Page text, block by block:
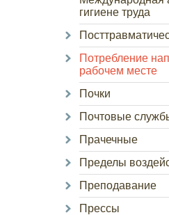
гигиене труда
Потребление
рабочем месте
Почки
Почтовые
Прачечные
Пределы
Преподавание
Прессы